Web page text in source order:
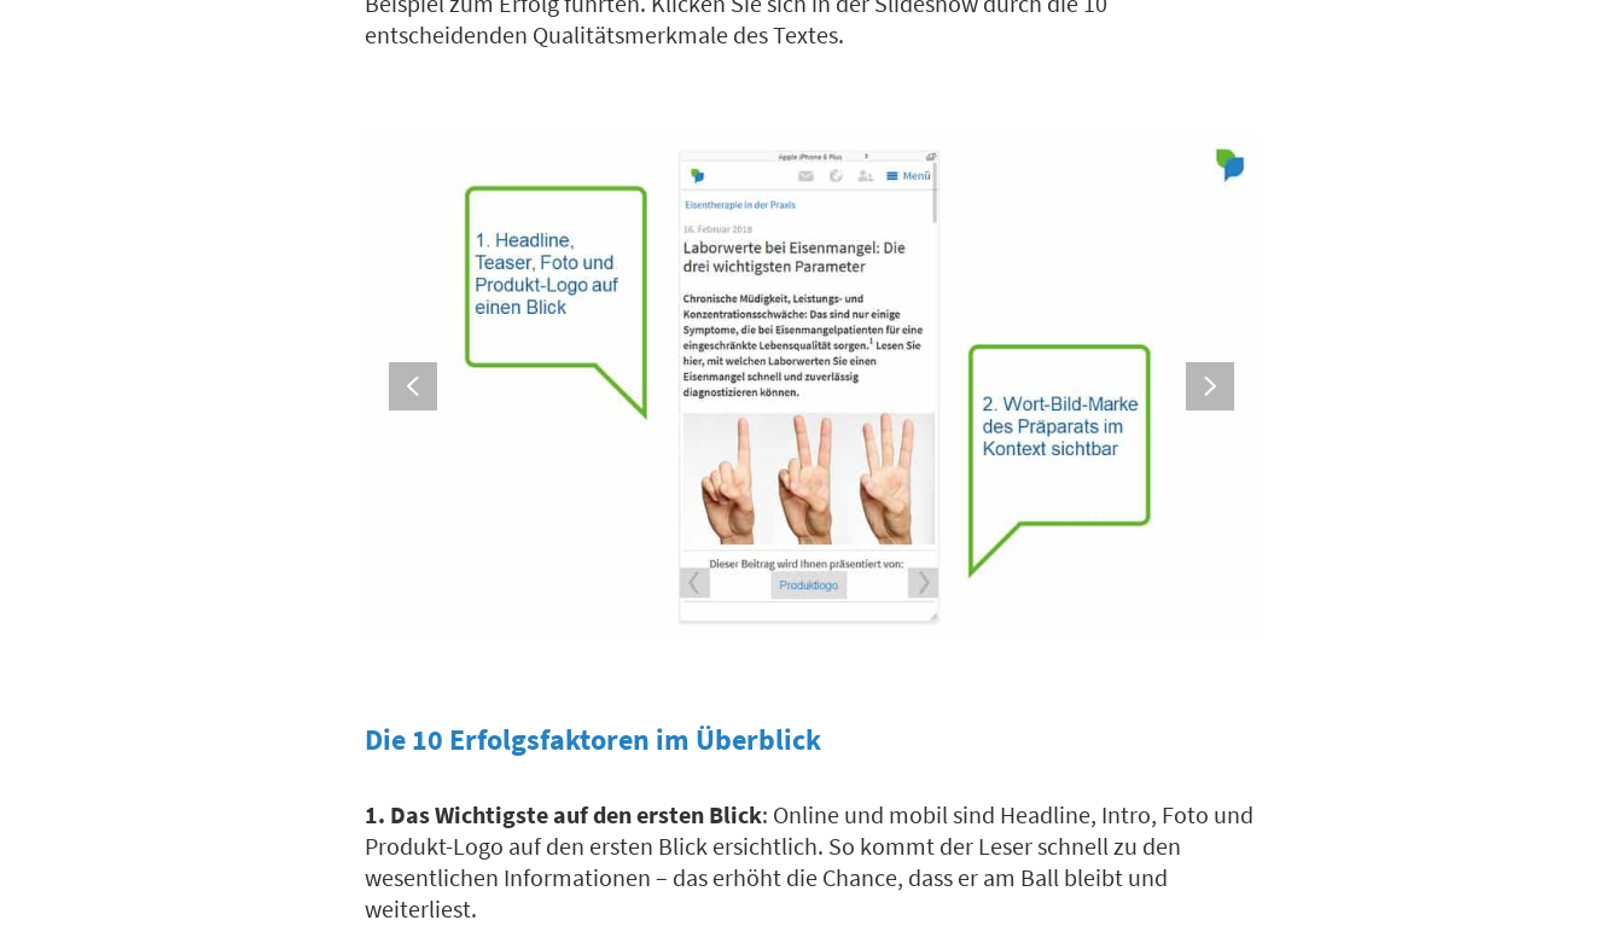
entscheidenden Qualitätsmerkmale des Textes.
Die 10 Erfolgsfaktoren im Überblick
1. Das Wichtigste auf den ersten Blick: Online und mobil sind Headline, Intro, Foto und
Produkt-Logo auf den ersten Blick ersichtlich. So kommt der Leser schnell zu den
wesentlichen Informationen – das erhöht die Chance, dass er am Ball bleibt und
weiterliest.